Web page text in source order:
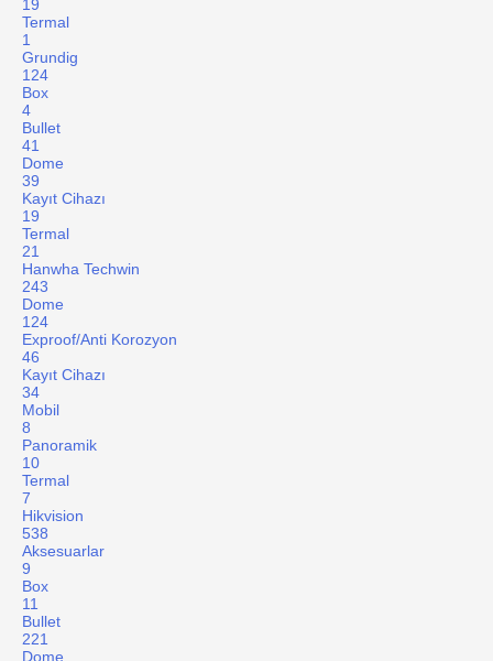
19
Termal
1
Grundig
124
Box
4
Bullet
41
Dome
39
Kayıt Cihazı
19
Termal
21
Hanwha Techwin
243
Dome
124
Exproof/Anti Korozyon
46
Kayıt Cihazı
34
Mobil
8
Panoramik
10
Termal
7
Hikvision
538
Aksesuarlar
9
Box
11
Bullet
221
Dome